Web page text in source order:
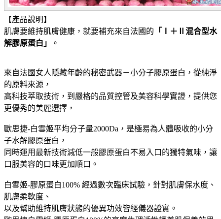
【產品說明】
肌膚要維持肌膚健康，就要補充來自法國的 「Ⅰ＋Ⅱ混合型水
解膠原蛋白」
。
來自法國女人隱藏年齡的秘密武器－小分子膠原蛋白，從純淨
的原料來源，
高科技萃取技術，到嚴格的品質控管及美容科學實證，提供您
更優秀的美麗選擇，
歐思捷-白雪姬平均分子量2000Da，是極易為人體吸收的小分
子水解膠原蛋白，
同時運用最新技術減低一般膠原蛋白不易入口的獨特氣味，讓
口服美容的口味更加順口。
白雪姬-膠原蛋白100% 經過數次臨床試驗，針對肌膚保水度、
肌膚柔軟度、
以及幫助維持肌膚狀態的優異功效皆經儀器證實。